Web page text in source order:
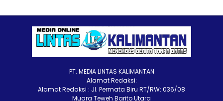
PT. MEDIA LINTAS KALIMANTAN
Alamat Redaksi:
Alamat Redaksi : Jl. Permata Biru RT/RW: 036/08
Muara Teweh Barito Utara